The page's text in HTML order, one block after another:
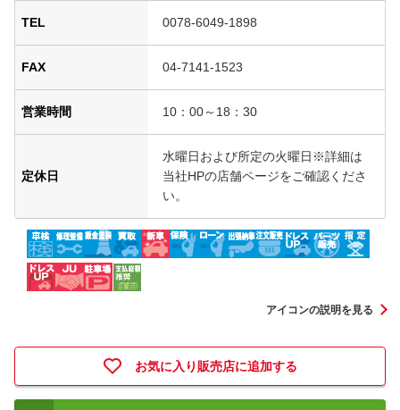
TEL 0078-6049-1898
FAX 04-7141-1523
営業時間 10：00～18：30
定休日
水曜日および所定の火曜日※詳細は
当社HPの店舗ページをご確認くださ
い。
アイコンの説明を見る
お気に入り販売店に追加する